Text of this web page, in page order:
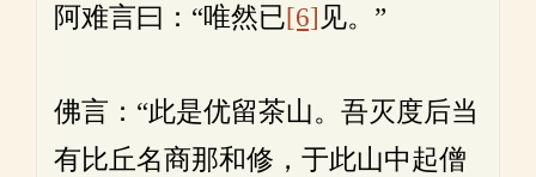
阿难言曰：“唯然已[6] 见。”
佛言：“此是优留茶山。吾灭度后当
有比丘名商那和修，于此山中起僧